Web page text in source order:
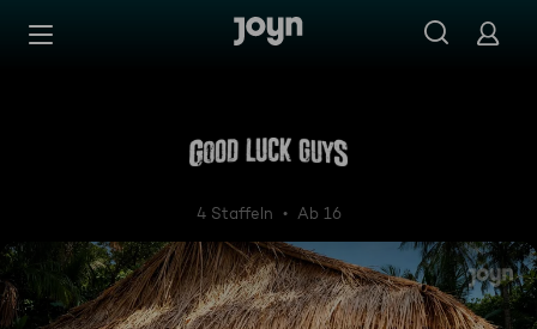
Zum Inhalt springen
Good Luck Guys
4 Staffeln Ab 16